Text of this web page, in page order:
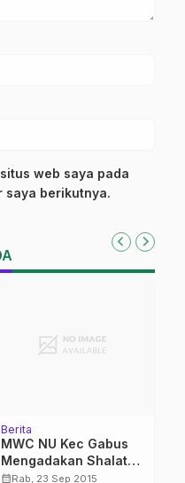
web saya pada
saya berikutnya.
Berita
MWC NU Kec Gabus
Mengadakan Shalat
Istisqa’
calendar_monthRab, 23 Sep 2015